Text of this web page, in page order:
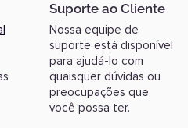
Suporte ao Cliente
Nossa equipe de
suporte está disponível
para ajudá-lo com
quaisquer dúvidas ou
preocupações que
você possa ter.